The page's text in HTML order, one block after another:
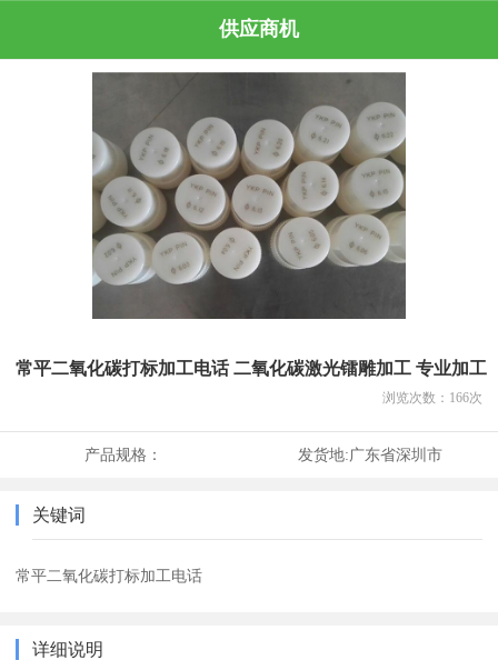
供应商机
常平二氧化碳打标加工电话 二氧化碳激光镭雕加工 专业加工
浏览次数： 166次
产品规格： 发货地:广东省深圳市
关键词
常平二氧化碳打标加工电话
详细说明